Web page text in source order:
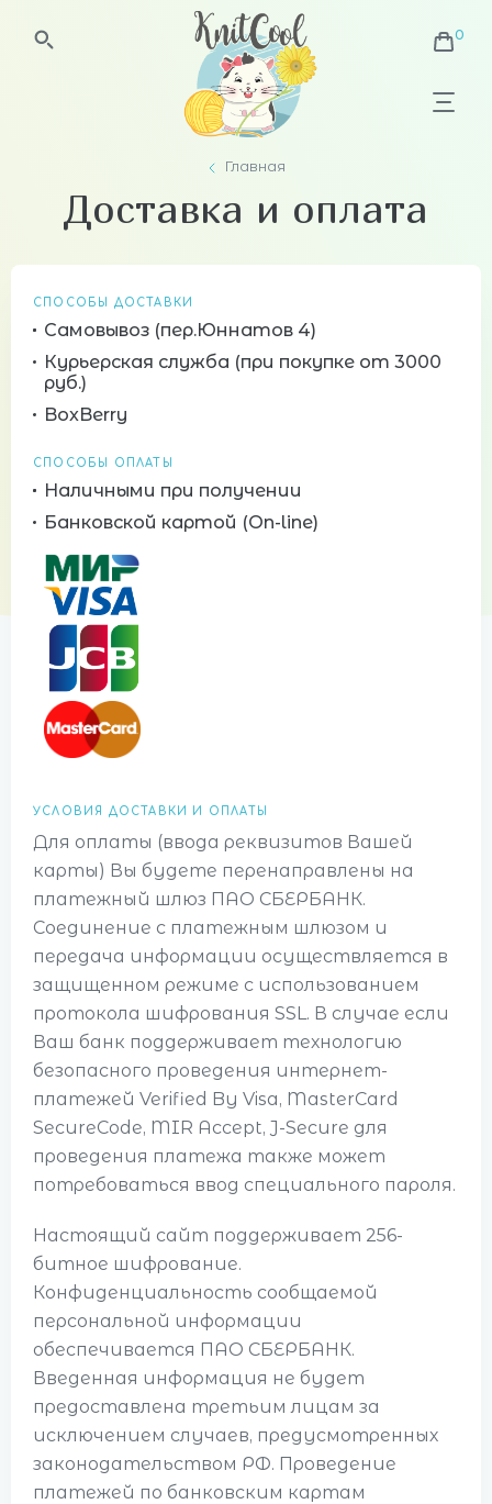
Главная
Доставка и оплата
УСЛОВИЯ ДОСТАВКИ И ОПЛАТЫ
Для оплаты (ввода реквизитов Вашей
карты) Вы будете перенаправлены на
платежный шлюз ПАО СБЕРБАНК.
Соединение с платежным шлюзом и
передача информации осуществляется в
защищенном режиме с использованием
протокола шифрования SSL. В случае если
Ваш банк поддерживает технологию
безопасного проведения интернет-
платежей Verified By Visa, MasterCard
SecureCode, MIR Accept, J-Secure для
проведения платежа также может
потребоваться ввод специального пароля.
Настоящий сайт поддерживает 256-
битное шифрование.
Конфиденциальность сообщаемой
персональной информации
обеспечивается ПАО СБЕРБАНК.
Введенная информация не будет
предоставлена третьим лицам за
исключением случаев, предусмотренных
законодательством РФ. Проведение
платежей по банковским картам
СПОСОБЫ ДОСТАВКИ
Самовывоз (пер.Юннатов 4)
Курьерская служба (при покупке от 3000
руб.)
BoxBerry
СПОСОБЫ ОПЛАТЫ
Наличными при получении
Банковской картой (On-line)